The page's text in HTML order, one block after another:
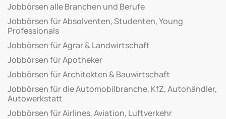
Jobbörsen alle Branchen und Berufe
Jobbörsen für Absolventen, Studenten, Young
Professionals
Jobbörsen für Agrar & Landwirtschaft
Jobbörsen für Apotheker
Jobbörsen für Architekten & Bauwirtschaft
Jobbörsen für die Automobilbranche, KfZ, Autohändler,
Autowerkstatt
Jobbörsen für Airlines, Aviation, Luftverkehr